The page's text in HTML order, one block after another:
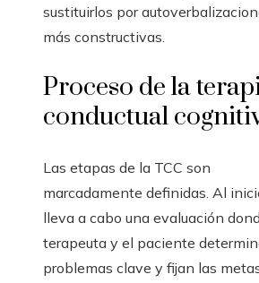
sustituirlos por
más constructivas.
Proceso de la
conductual
Las etapas de la TCC son
marcadamente definidas. Al
lleva a cabo una evaluación
terapeuta y el paciente
problemas clave y fijan las